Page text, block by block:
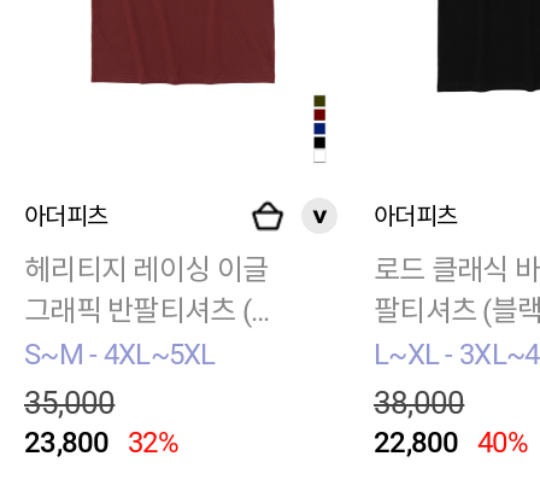
아더피츠
헤리티지 레이싱 이글
그래픽 반팔티셔츠 (와
인)
S~M - 4XL~5XL
35,000
23,800 32%
아더피츠
로드 클래식
팔티셔츠 (블
L~XL -
38,000
22,800 40%